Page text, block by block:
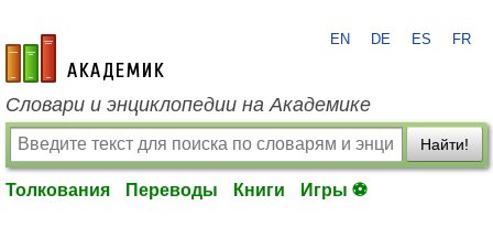
academic.ru
EN DE ES FR
Словари и энциклопедии на Академике
Найти!
Толкования Переводы Книги Игры ⚽